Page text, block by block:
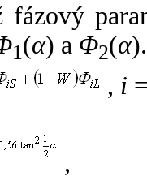
fázový
1(α) a Φ2(α
, i
,